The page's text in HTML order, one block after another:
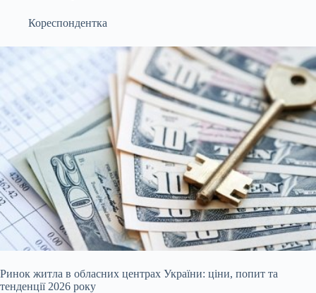
Кореспондентка
Ринок житла в обласних центрах України: ціни, попит та
тенденції 2026 року